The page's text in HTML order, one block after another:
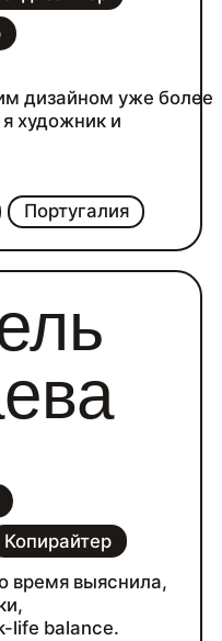
Португалия
дизайном уже более
художник и
Копирайтер
время выяснила,
life balance.